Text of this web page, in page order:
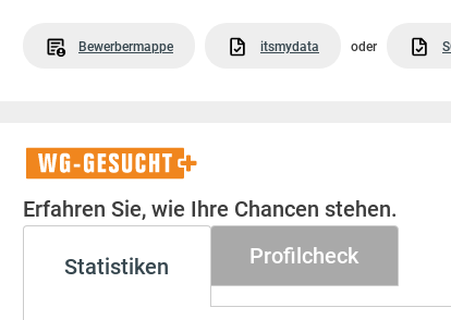
Bewerbermappe itsmydata oder
WG-
Gesucht+
Erfahren Sie, wie Ihre Chancen stehen.
Statistiken Profilcheck